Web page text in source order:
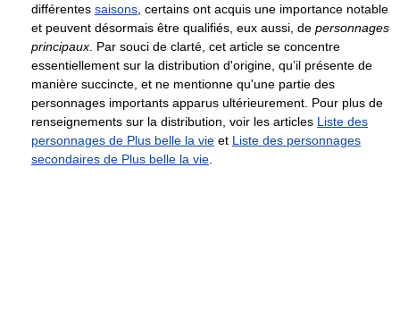
différentes saisons , certains ont acquis une importance notable
et peuvent désormais être qualifiés, eux aussi, de personnages
principaux . Par souci de clarté, cet article se concentre
essentiellement sur la distribution d'origine, qu’il présente de
manière succincte, et ne mentionne qu'une partie des
personnages importants apparus ultérieurement. Pour plus de
renseignements sur la distribution, voir les articles Liste des
personnages de Plus belle la vie et Liste des personnages
secondaires de Plus belle la vie